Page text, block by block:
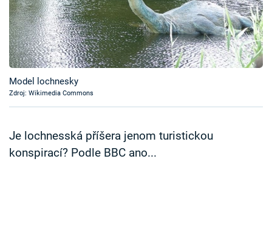
TV Program
Časopis
Sledujte prima+
Model lochnesky
Zdroj: Wikimedia Commons
Je lochnesská příšera jenom turistickou
konspirací? Podle BBC ano...